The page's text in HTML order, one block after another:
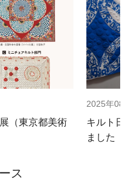
（東京都美術
2025年
キルト
ました
ス